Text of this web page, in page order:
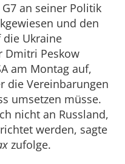
an seiner Politik
und den
die Ukraine
Dmitri Peskow
am Montag auf,
die Vereinbarungen
umsetzen müsse.
nicht an Russland,
werden, sagte
zufolge.